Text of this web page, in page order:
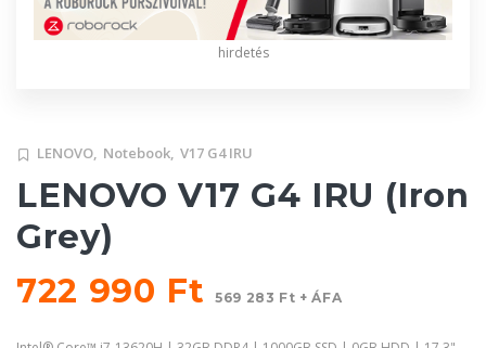
hirdetés
LENOVO, Notebook, V17 G4 IRU
LENOVO V17 G4 IRU (Iron
Grey)
722 990 Ft569 283 Ft + ÁFA